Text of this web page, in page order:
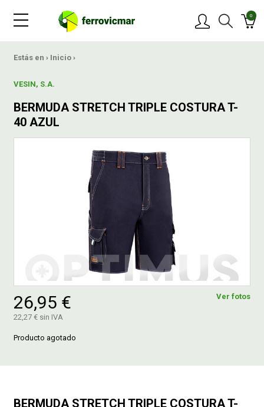
0
Estás en › Inicio ›
VESIN, S.A.
BERMUDA STRETCH TRIPLE COSTURA T-
40 AZUL
Ver fotos
26,95 €
22,27 € sin IVA
Producto agotado
BERMUDA STRETCH TRIPLE COSTURA T-
NOVEDADES
BLOG
CONTACTAR